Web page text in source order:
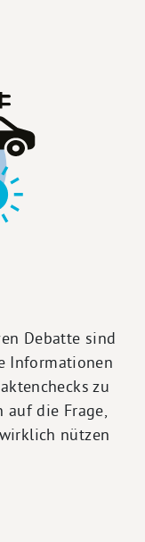
Debatte sind
Informationen
zu
auf die Frage,
nützen